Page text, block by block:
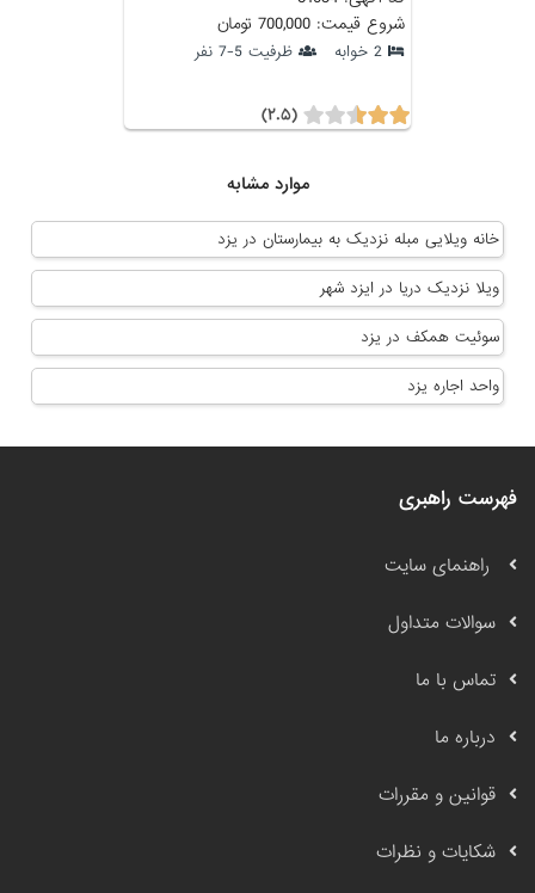
شروع قیمت: 700,000 تومان
2 خوابه ظرفیت 5-7 نفر
(۲.۵)
موارد مشابه
خانه ویلایی مبله نزدیک به بیمارستان در یزد
ویلا نزدیک دریا در ایزد شهر
سوئیت همکف در یزد
واحد اجاره یزد
فهرست راهبری
راهنمای سایت
سوالات متداول
تماس با ما
درباره ما
قوانین و مقررات
شکایات و نظرات